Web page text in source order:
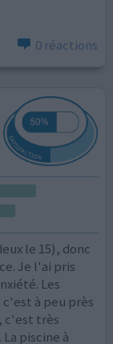
0 réactions
le 15), donc
Je l'ai pris
Les
à peu près
c'est très
piscine à